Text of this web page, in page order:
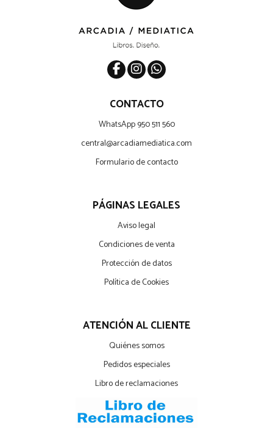
CONTACTO
WhatsApp 950 511 560
central@arcadiamediatica.com
Formulario de contacto
PÁGINAS LEGALES
Aviso legal
Condiciones de venta
Protección de datos
Política de Cookies
ATENCIÓN AL CLIENTE
Quiénes somos
Pedidos especiales
Libro de reclamaciones